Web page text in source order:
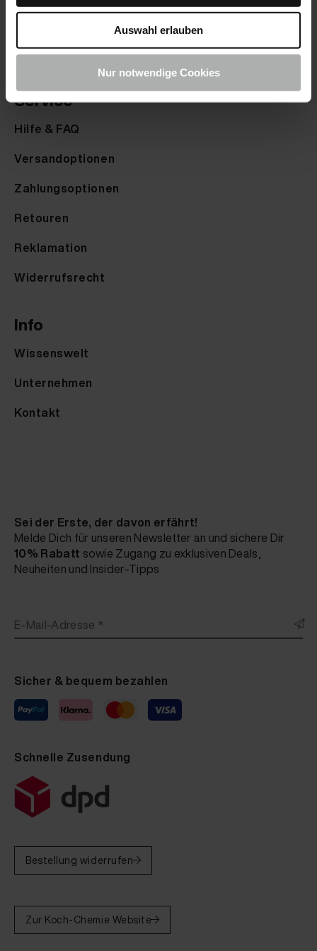
Auswahl erlauben
Nur notwendige Cookies
Farbmuster senden
Farbkarte anfordern
Service
Hilfe & FAQ
Versandoptionen
Zahlungsoptionen
Retouren
Reklamation
Widerrufsrecht
Info
Wissenswelt
Unternehmen
Kontakt
Sei der Erste, der davon erfährt!
Melde Dich für unseren Newsletter an und sichere Dir
10% Rabatt sowie Zugang zu exklusiven Deals,
Neuheiten und Insider-Tipps
E-Mail-Adresse *
Sicher & bequem bezahlen
Schnelle Zusendung
Bestellung widerrufen
Zur Koch-Chemie Website